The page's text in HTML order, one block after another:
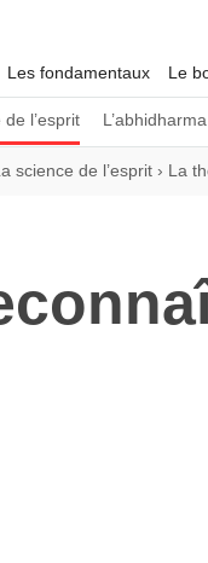
Les fondamentaux Le
l’esprit
science de l’esprit › La